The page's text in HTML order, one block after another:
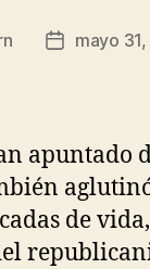
Fecha
mayo
apuntado
de